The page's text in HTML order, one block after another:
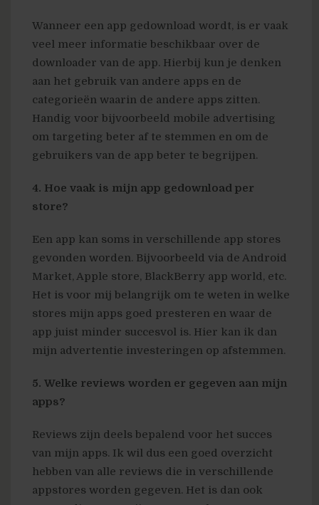
Wanneer een app gedownload wordt, is er vaak
veel meer informatie beschikbaar over de
downloader van de app. Hierbij kun je denken
aan het gebruik van andere apps en de
categorieën waarin de andere apps zitten.
Handig voor bijvoorbeeld mobile advertising
om targeting beter af te stemmen en om de
gebruikers van de app beter te begrijpen.
4. Hoe vaak is mijn app gedownload per
store?
Een app kan soms in verschillende app stores
gevonden worden. Bijvoorbeeld via de Android
Market, Apple store, BlackBerry app world, etc.
Het is voor mij belangrijk om te weten in welke
stores mijn apps goed presteren en waar de
app juist minder succesvol is. Hier kan ik dan
mijn advertentie investeringen op afstemmen.
5. Welke reviews worden er gegeven aan mijn
apps?
Reviews zijn deels bepalend voor het succes
van mijn apps. Ik wil dus een goed overzicht
hebben van alle reviews die in verschillende
appstores worden gegeven. Het is dan ook